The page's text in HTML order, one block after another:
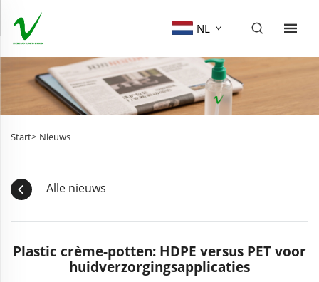
NL
Start> Nieuws
Alle nieuws
Plastic crème-potten: HDPE versus PET voor
huidverzorgingsapplicaties